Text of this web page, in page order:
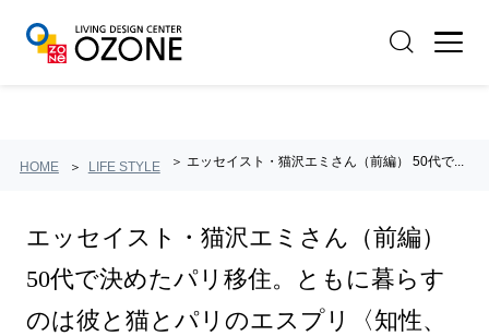
DESIGN CENTER OZONE">
HOME LIFE STYLE エッセイスト・猫沢エミさん（前編） 50代で...
エッセイスト・猫沢エミさん（前編）
50代で決めたパリ移住。ともに暮らす
のは彼と猫とパリのエスプリ〈知性、